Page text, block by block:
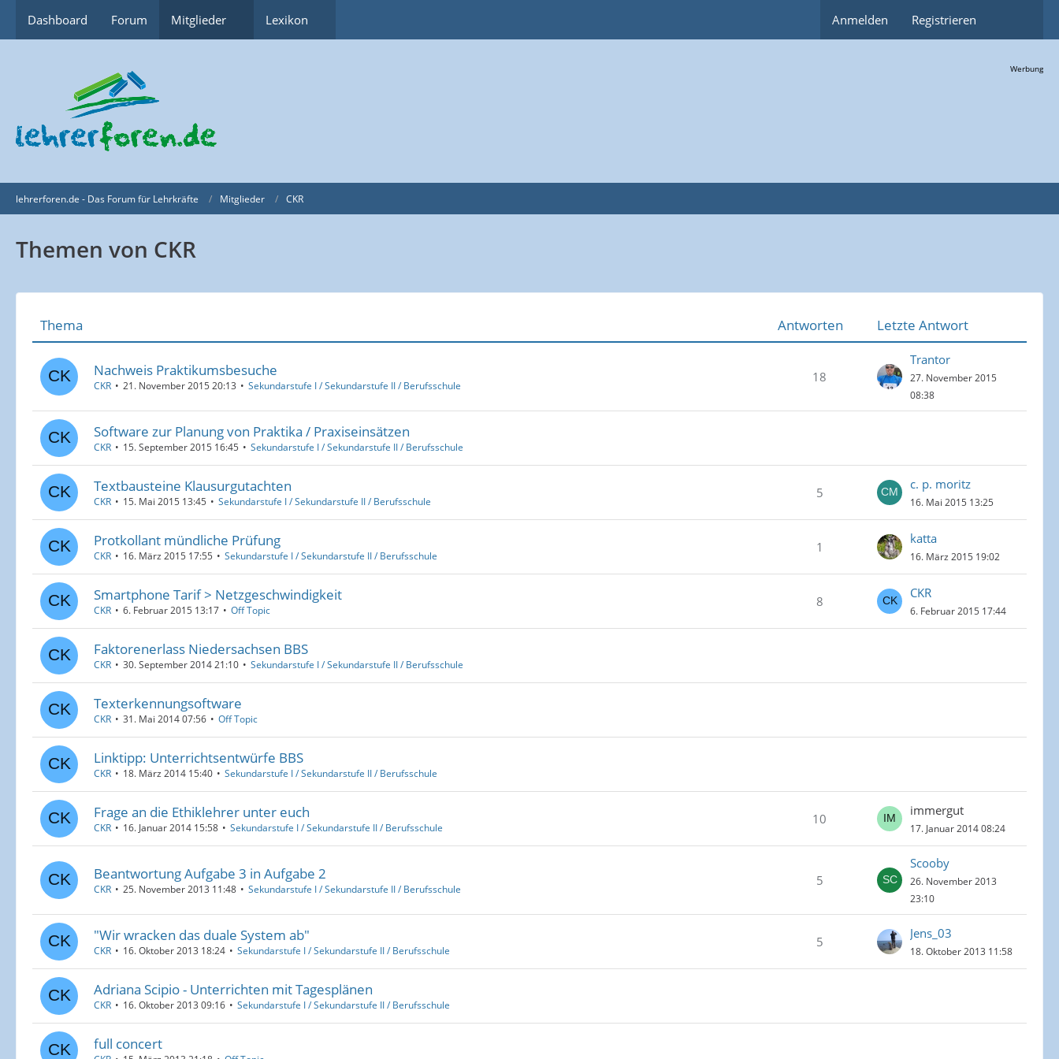
Dashboard Forum Mitglieder Lexikon Anmelden Registrieren
Werbung
lehrerforen.de - Das Forum für Lehrkräfte Mitglieder CKR
Themen von CKR
Thema Antworten Letzte Antwort
Nachweis Praktikumsbesuche
CKR 21. November 2015 20:13 Sekundarstufe I / Sekundarstufe II / Berufsschule
18
Trantor
27. November 2015
08:38
Software zur Planung von Praktika / Praxiseinsätzen
CKR 15. September 2015 16:45 Sekundarstufe I / Sekundarstufe II / Berufsschule
Textbausteine Klausurgutachten
CKR 15. Mai 2015 13:45 Sekundarstufe I / Sekundarstufe II / Berufsschule
5
c. p. moritz
16. Mai 2015 13:25
Protkollant mündliche Prüfung
CKR 16. März 2015 17:55 Sekundarstufe I / Sekundarstufe II / Berufsschule
1
katta
16. März 2015 19:02
Smartphone Tarif > Netzgeschwindigkeit
CKR 6. Februar 2015 13:17 Off Topic
8
CKR
6. Februar 2015 17:44
Faktorenerlass Niedersachsen BBS
CKR 30. September 2014 21:10 Sekundarstufe I / Sekundarstufe II / Berufsschule
Texterkennungsoftware
CKR 31. Mai 2014 07:56 Off Topic
Linktipp: Unterrichtsentwürfe BBS
CKR 18. März 2014 15:40 Sekundarstufe I / Sekundarstufe II / Berufsschule
Frage an die Ethiklehrer unter euch
CKR 16. Januar 2014 15:58 Sekundarstufe I / Sekundarstufe II / Berufsschule
10
immergut
17. Januar 2014 08:24
Beantwortung Aufgabe 3 in Aufgabe 2
CKR 25. November 2013 11:48 Sekundarstufe I / Sekundarstufe II / Berufsschule
5
Scooby
26. November 2013
23:10
"Wir wracken das duale System ab"
CKR 16. Oktober 2013 18:24 Sekundarstufe I / Sekundarstufe II / Berufsschule
5
Jens_03
18. Oktober 2013 11:58
Adriana Scipio - Unterrichten mit Tagesplänen
CKR 16. Oktober 2013 09:16 Sekundarstufe I / Sekundarstufe II / Berufsschule
full concert